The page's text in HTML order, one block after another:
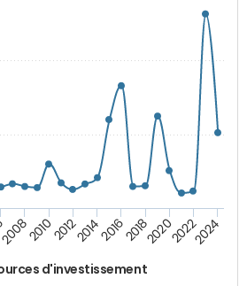
d'investissement
200820102012201420162018202020222024